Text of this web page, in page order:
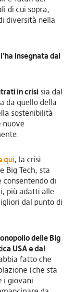
di cui sopra,
diversità nella
insegnata dal
in crisi sia dal
da quello della
sostenibilità
nuove
qui, la crisi
Big Tech, sta
consentendo di
più adatti alle
dal punto di
delle Big
USA e dal
fatto che
(che sta
i giovani